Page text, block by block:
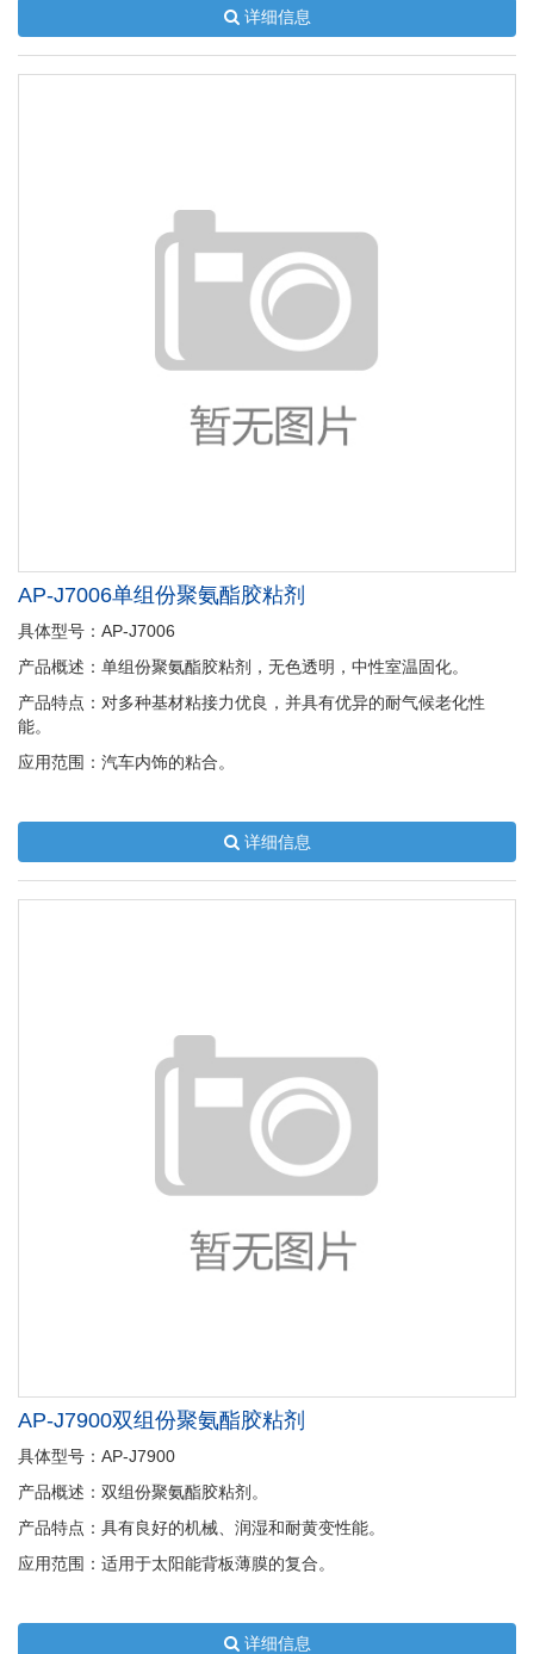
详细信息
AP-J7006单组份聚氨酯胶粘剂
具体型号：AP-J7006
产品概述：单组份聚氨酯胶粘剂，无色透明，中性室温固化。
产品特点：对多种基材粘接力优良，并具有优异的耐气候老化性
能。
应用范围：汽车内饰的粘合。
详细信息
AP-J7900双组份聚氨酯胶粘剂
具体型号：AP-J7900
产品概述：双组份聚氨酯胶粘剂。
产品特点：具有良好的机械、润湿和耐黄变性能。
应用范围：适用于太阳能背板薄膜的复合。
详细信息